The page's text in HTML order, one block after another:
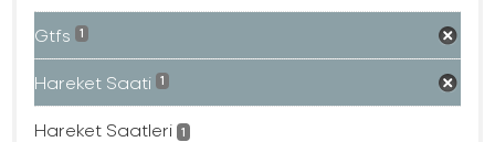
Gtfs 1
Hareket Saati 1
Hareket Saatleri 1